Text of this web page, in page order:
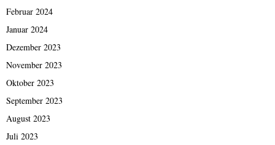
Februar 2024
Januar 2024
Dezember 2023
November 2023
Oktober 2023
September 2023
August 2023
Juli 2023